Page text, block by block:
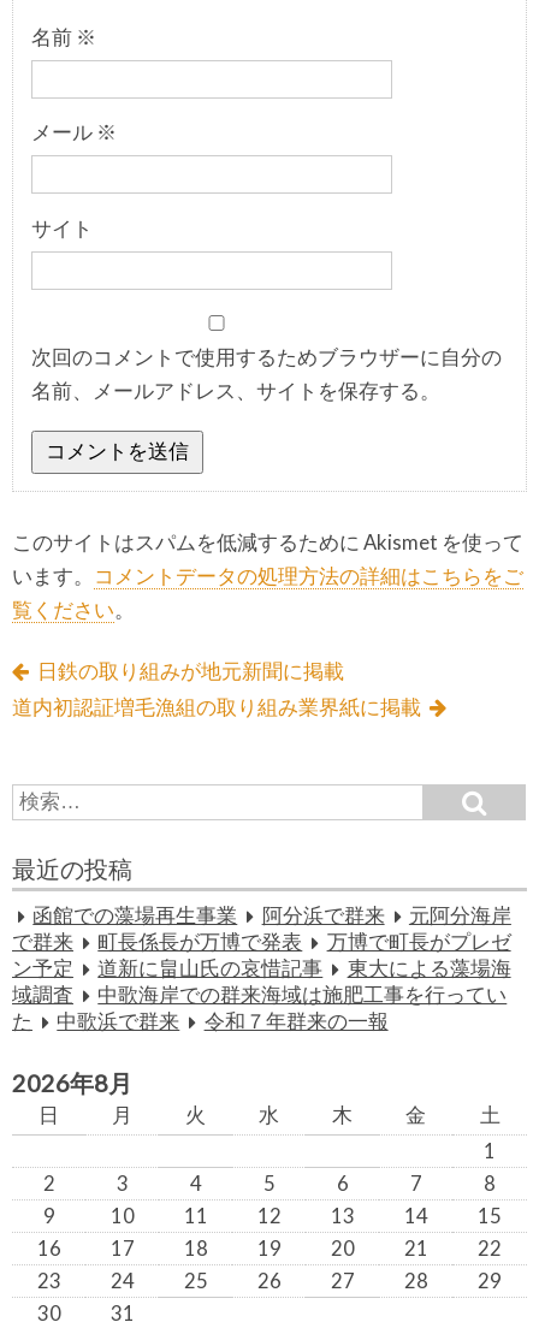
名前 ※
メール ※
サイト
次回のコメントで使用するためブラウザーに自分の
名前、メールアドレス、サイトを保存する。
このサイトはスパムを低減するために Akismet を使って
います。 コメントデータの処理方法の詳細はこちらをご
覧ください。
日鉄の取り組みが地元新聞に掲載
道内初認証増毛漁組の取り組み業界紙に掲載
S
e
r
h
f
o
r:
e
h
最近の投稿
函館での藻場再生事業 阿分浜で群来
元阿分海岸
で群来
町長係長が万博で発表
万博で町長がプレゼ
ン予定
道新に畠山氏の哀惜記事
東大による藻場海
域調査
中歌海岸での群来海域は施肥工事を行ってい
た
中歌浜で群来 令和７年群来の一報
2026年8月
日 月 火 水 木 金
土
1
2
3 4 5 6 7
8
9
10 11 12 13 14
15
16
17 18 19 20 21
22
23
24 25 26 27 28
29
30
31